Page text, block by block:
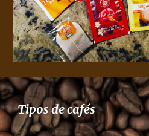
Tipos de cafés